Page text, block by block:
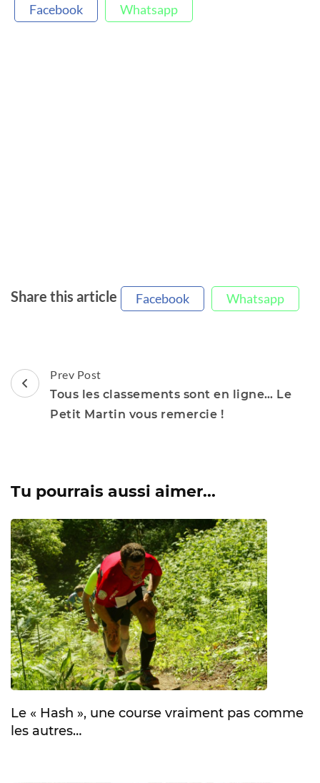
Facebook Whatsapp
Share this article Facebook Whatsapp
Post
Navigation
Prev Post
Tous les classements sont en ligne… Le
Petit Martin vous remercie !
Tu pourrais aussi aimer...
Le « Hash », une course vraiment pas comme
les autres…